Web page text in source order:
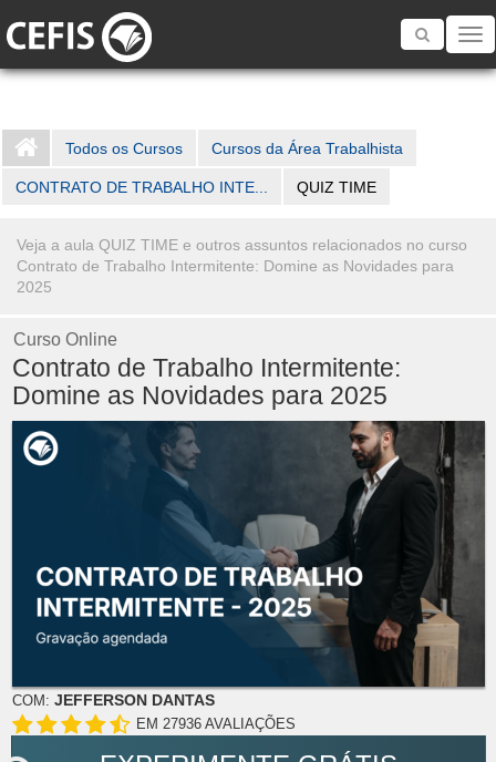
Toggle
Todos os Cursos Cursos da Área Trabalhista
CONTRATO DE TRABALHO INTE... QUIZ TIME
Veja a aula QUIZ TIME e outros assuntos relacionados no curso
Contrato de Trabalho Intermitente: Domine as Novidades para
2025
Curso Online
Contrato de Trabalho Intermitente:
Domine as Novidades para 2025
COM: JEFFERSON DANTAS
EM 27936 AVALIAÇÕES